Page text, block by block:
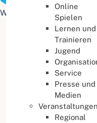
Web Accessibility plugin
Online
Spielen
Lernen und
Trainieren
Jugend
Service
Presse und
Medien
Veranstaltungen
Regional